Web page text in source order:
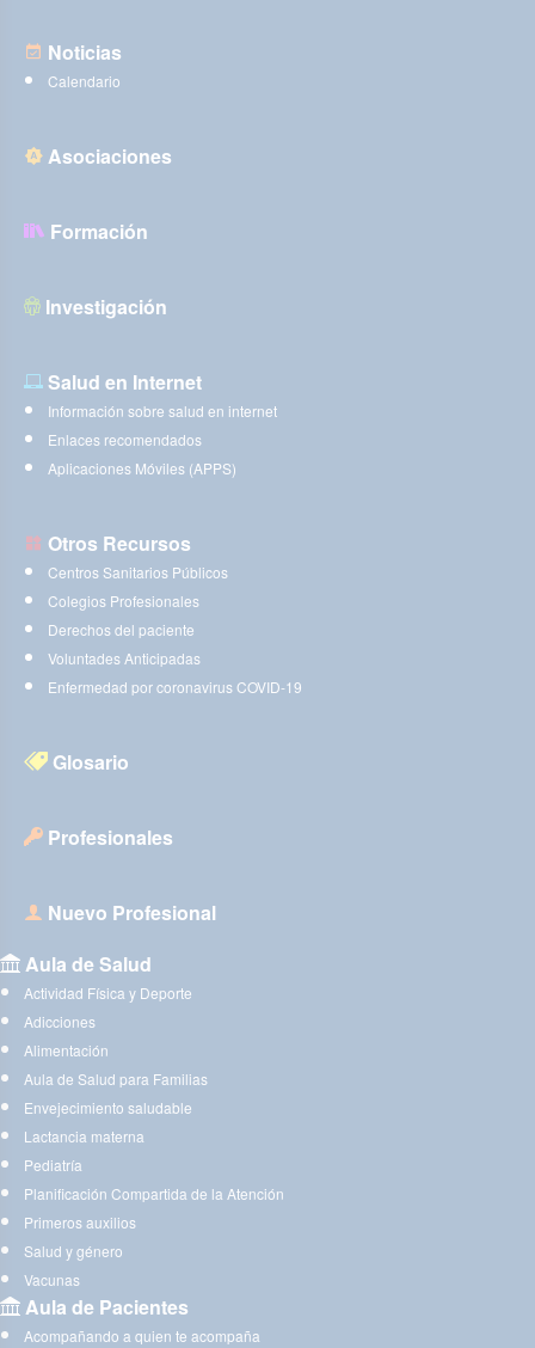
Noticias
Calendario
Asociaciones
Formación
Investigación
Salud en Internet
Información sobre salud en internet
Enlaces recomendados
Aplicaciones Móviles (APPS)
Otros Recursos
Centros Sanitarios Públicos
Colegios Profesionales
Derechos del paciente
Voluntades Anticipadas
Enfermedad por coronavirus COVID-19
Glosario
Profesionales
Nuevo Profesional
Aula de Salud
Actividad Física y Deporte
Adicciones
Alimentación
Aula de Salud para Familias
Envejecimiento saludable
Lactancia materna
Pediatría
Planificación Compartida de la Atención
Primeros auxilios
Salud y género
Vacunas
Aula de Pacientes
Acompañando a quien te acompaña